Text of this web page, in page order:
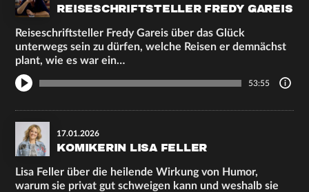
REISESCHRIFTSTELLER FREDY GAREIS
Reiseschriftsteller Fredy Gareis über das Glück
unterwegs sein zu dürfen, welche Reisen er demnächst
plant, wie es war ein…
53:55
17.01.2026
KOMIKERIN LISA FELLER
Lisa Feller über die heilende Wirkung von Humor,
warum sie privat gut schweigen kann und weshalb sie